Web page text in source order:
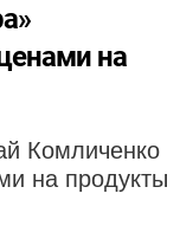
на
Комличенко
на продукты